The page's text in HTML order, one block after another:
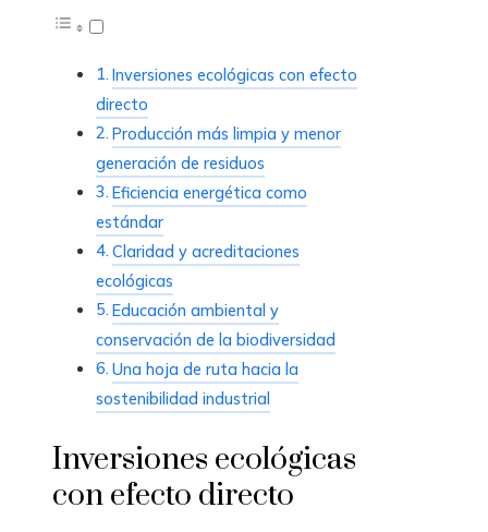
Inversiones ecológicas con efecto
directo
Producción más limpia y menor
generación de residuos
Eficiencia energética como
estándar
Claridad y acreditaciones
ecológicas
Educación ambiental y
conservación de la biodiversidad
Una hoja de ruta hacia la
sostenibilidad industrial
Inversiones ecológicas
con efecto directo